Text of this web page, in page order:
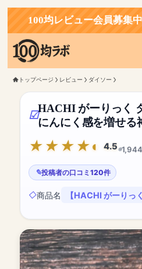
均レビュー会員募集中！お得
トップページ レビュー ダイソー
HACHI がーりっく
にんにく感を増せる
4.5 1,944
投稿者の口コミ120件
商品名 【HACHI がーりっく